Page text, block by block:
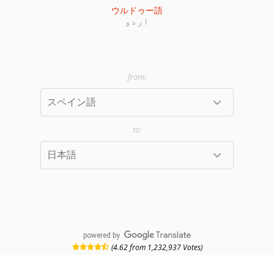
ウルドゥー語
اردو
powered by
(4.62 from 1,232,937 Votes)